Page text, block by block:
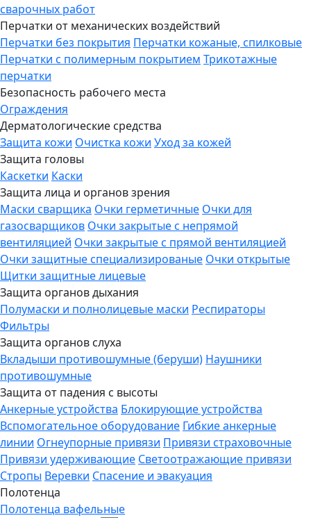
сварочных работ
Перчатки от механических воздействий
Перчатки без покрытия Перчатки кожаные, спилковые
Перчатки с полимерным покрытием Трикотажные
перчатки
Безопасность рабочего места
Ограждения
Дерматологические средства
Защита кожи Очистка кожи Уход за кожей
Защита головы
Каскетки Каски
Защита лица и органов зрения
Маски сварщика Очки герметичные Очки для
газосварщиков Очки закрытые с непрямой
вентиляцией Очки закрытые с прямой вентиляцией
Очки защитные специализированые Очки открытые
Щитки защитные лицевые
Защита органов дыхания
Полумаски и полнолицевые маски Респираторы
Фильтры
Защита органов слуха
Вкладыши противошумные (беруши) Наушники
противошумные
Защита от падения с высоты
Анкерные устройства Блокирующие устройства
Вспомогательное оборудование Гибкие анкерные
линии Огнеупорные привязи Привязи страховочные
Привязи удерживающие Светоотражающие привязи
Стропы Веревки Спасение и эвакуация
Полотенца
Полотенца вафельные